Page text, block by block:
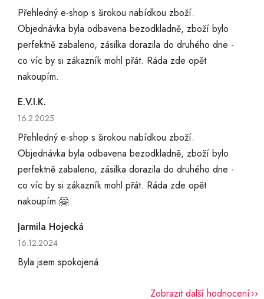
Přehledný e-shop s širokou nabídkou zboží.
Objednávka byla odbavena bezodkladně, zboží bylo
perfektně zabaleno, zásilka dorazila do druhého dne -
co víc by si zákazník mohl přát. Ráda zde opět
nakoupím.
E.V.I.K.
Hodnocení obchodu je 5 z 5 hvězdiček.
16.2.2025
Přehledný e-shop s širokou nabídkou zboží.
Objednávka byla odbavena bezodkladně, zboží bylo
perfektně zabaleno, zásilka dorazila do druhého dne -
co víc by si zákazník mohl přát. Ráda zde opět
nakoupím 🤗
Jarmila Hojecká
Hodnocení obchodu je 5 z 5 hvězdiček.
16.12.2024
Byla jsem spokojená.
Zobrazit další hodnocení